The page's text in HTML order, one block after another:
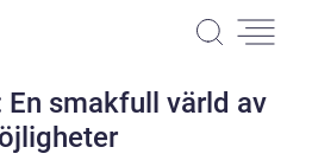
smakfull värld av